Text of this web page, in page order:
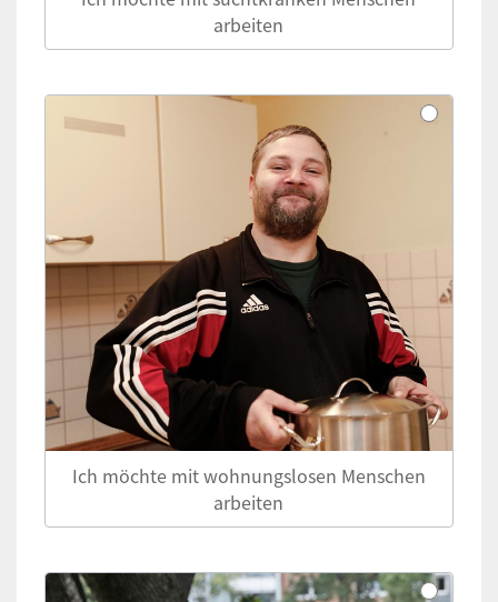
arbeiten
Ich möchte mit wohnungslosen Menschen
arbeiten